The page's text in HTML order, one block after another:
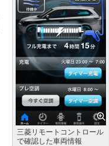
三菱リモートコントロール
で確認した車両情報